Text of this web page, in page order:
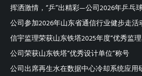
挥洒激情，“乒”出精彩—公司2026年乒乓
公司参加2026年山东省通信行业健步走活
信宇监理荣获山东铁塔2025年度“优秀监
公司荣获山东铁塔“优秀设计单位”称号
公司出席再生水在数据中心冷却系统应用